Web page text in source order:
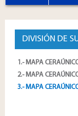
DIVISIÓN DE
1.- MAPA
2.- MAPA
3.- MAPA